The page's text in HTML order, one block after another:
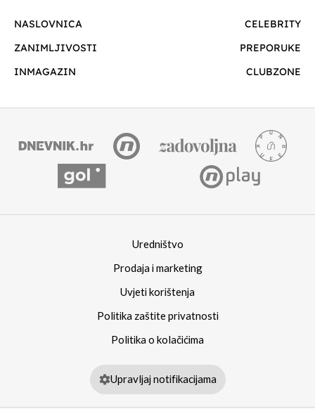
NASLOVNICA
CELEBRITY
ZANIMLJIVOSTI
PREPORUKE
INMAGAZIN
CLUBZONE
Uredništvo
Prodaja i marketing
Uvjeti korištenja
Politika zaštite privatnosti
Politika o kolačićima
Upravljaj notifikacijama